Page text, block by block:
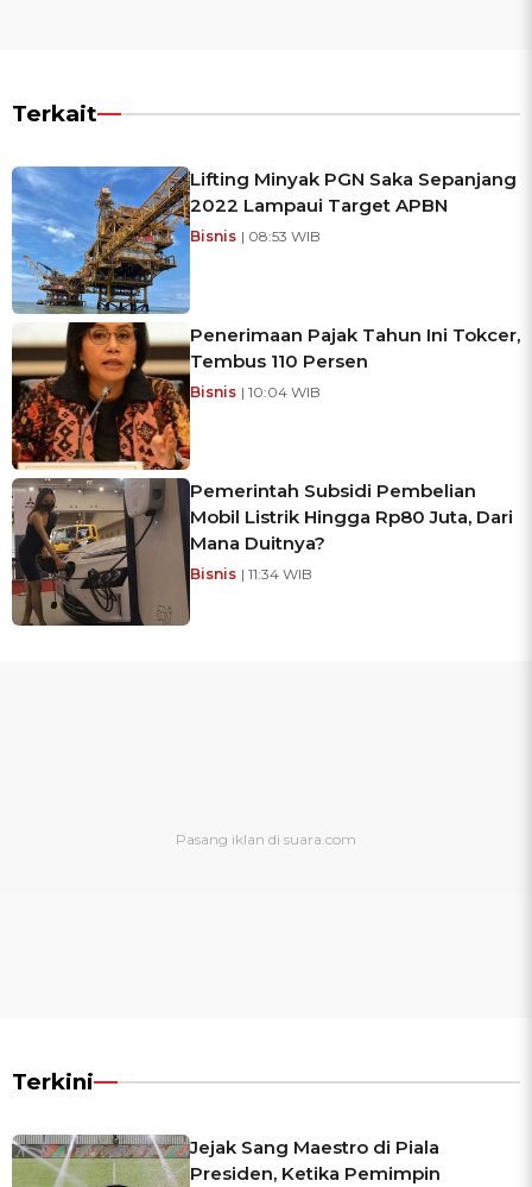
Terkait
Lifting Minyak PGN Saka Sepanjang
2022 Lampaui Target APBN
Bisnis | 08:53 WIB
Penerimaan Pajak Tahun Ini Tokcer,
Tembus 110 Persen
Bisnis | 10:04 WIB
Pemerintah Subsidi Pembelian
Mobil Listrik Hingga Rp80 Juta, Dari
Mana Duitnya?
Bisnis | 11:34 WIB
Terkini
Jejak Sang Maestro di Piala
Presiden, Ketika Pemimpin